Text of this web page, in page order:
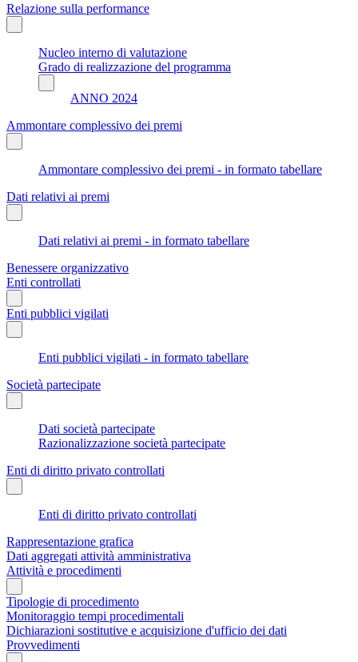
Relazione sulla performance
Nucleo interno di valutazione
Grado di realizzazione del programma
ANNO 2024
Ammontare complessivo dei premi
Ammontare complessivo dei premi - in formato tabellare
Dati relativi ai premi
Dati relativi ai premi - in formato tabellare
Benessere organizzativo
Enti controllati
Enti pubblici vigilati
Enti pubblici vigilati - in formato tabellare
Società partecipate
Dati società partecipate
Razionalizzazione società partecipate
Enti di diritto privato controllati
Enti di diritto privato controllati
Rappresentazione grafica
Dati aggregati attività amministrativa
Attività e procedimenti
Tipologie di procedimento
Monitoraggio tempi procedimentali
Dichiarazioni sostitutive e acquisizione d'ufficio dei dati
Provvedimenti